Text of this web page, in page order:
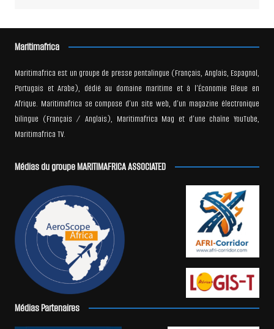
Maritimafrica
Maritimafrica est un groupe de presse pentalingue (Français, Anglais, Espagnol,
Portugais et Arabe), dédié au domaine maritime et à l’Économie Bleue en
Afrique. Maritimafrica se compose d’un site web, d’un magazine électronique
bilingue (Français / Anglais), Maritimafrica Mag et d’une chaîne YouTube,
Maritimafrica TV.
Médias du groupe MARITIMAFRICA ASSOCIATED
Médias Partenaires